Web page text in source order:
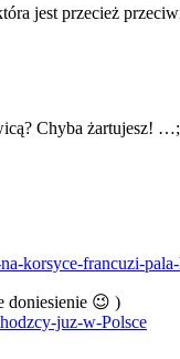
jest przecież
Chyba żartujesz!
korsyce-francuzi-
doniesienie 😉 )
juz-w-Polsce